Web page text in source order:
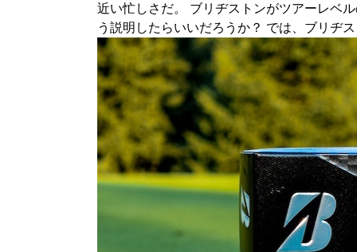
近い忙しさだ。 ブリヂストンがツアーレベ
う説明したらいいだろうか？ では、ブリヂ